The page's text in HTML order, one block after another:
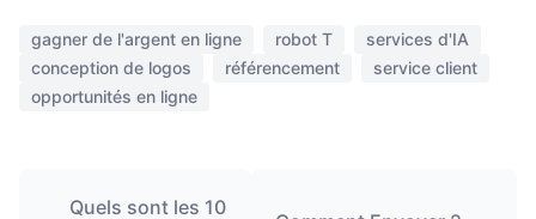
gagner de l'argent en ligne robot T
services d'IA
conception de logos
référencement
service client
opportunités en ligne
Quels sont les 10